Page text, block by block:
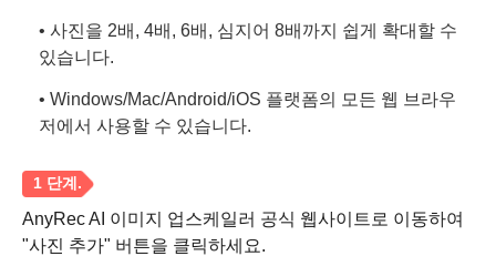
• 사진을 2배, 4배, 6배, 심지어 8배까지 쉽게 확대할 수
있습니다.
• Windows/Mac/Android/iOS 플랫폼의 모든 웹 브라우
저에서 사용할 수 있습니다.
AnyRec AI 이미지 업스케일러 공식 웹사이트로 이동하여
"사진 추가" 버튼을 클릭하세요.